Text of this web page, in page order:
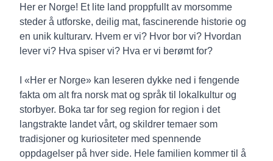
Her er Norge! Et lite land proppfullt av morsomme
steder å utforske, deilig mat, fascinerende historie og
en unik kulturarv. Hvem er vi? Hvor bor vi? Hvordan
lever vi? Hva spiser vi? Hva er vi berømt for?
I «Her er Norge» kan leseren dykke ned i fengende
fakta om alt fra norsk mat og språk til lokalkultur og
storbyer. Boka tar for seg region for region i det
langstrakte landet vårt, og skildrer temaer som
tradisjoner og kuriositeter med spennende
oppdagelser på hver side. Hele familien kommer til å